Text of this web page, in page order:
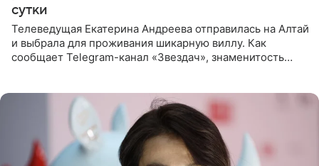
сутки
Телеведущая Екатерина Андреева отправилась на Алтай
и выбрала для проживания шикарную виллу. Как
сообщает Telegram-канал «Звездач», знаменитость